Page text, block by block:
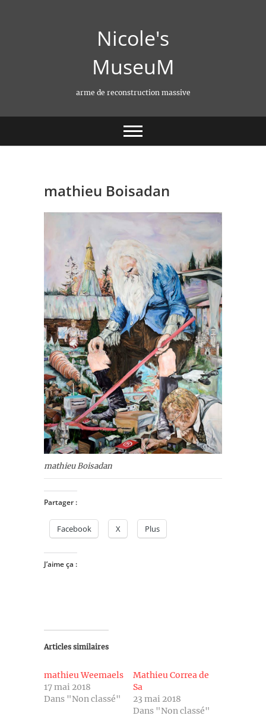
Nicole's
MuseuM
arme de reconstruction massive
mathieu Boisadan
mathieu Boisadan
Partager :
Facebook X Plus
J’aime ça :
Articles similaires
mathieu Weemaels
17 mai 2018
Dans "Non classé"
Mathieu Correa de
Sa
23 mai 2018
Dans "Non classé"